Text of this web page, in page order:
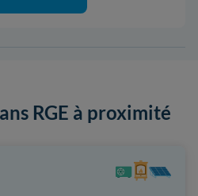
RGE à proximité